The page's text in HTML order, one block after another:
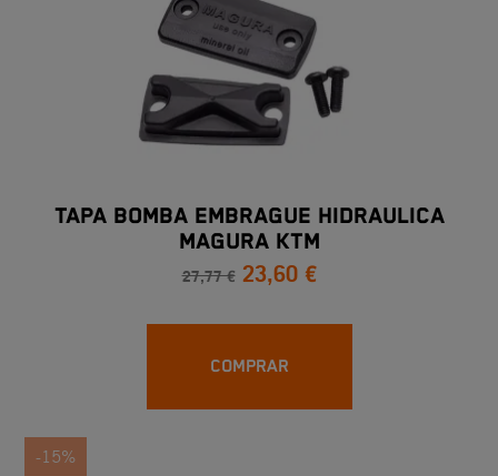
TAPA BOMBA EMBRAGUE HIDRAULICA
MAGURA KTM
27,77 € 23,60 €
COMPRAR
-15%